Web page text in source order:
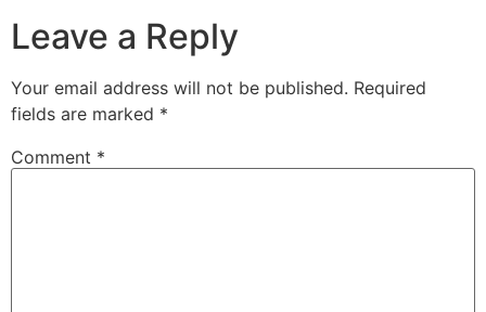
Leave a Reply
Your email address will not be published. Required
fields are marked *
Comment *